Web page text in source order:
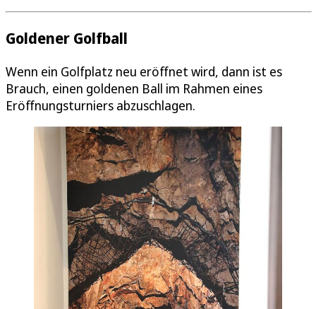
Goldener Golfball
Wenn ein Golfplatz neu eröffnet wird, dann ist es
Brauch, einen goldenen Ball im Rahmen eines
Eröffnungsturniers abzuschlagen.